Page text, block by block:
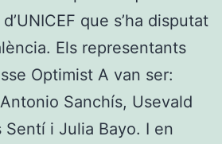
que s’ha disputat
Els representants
Optimist A van ser:
Sanchís, Usevald
Sentí i Julia Bayo. I en